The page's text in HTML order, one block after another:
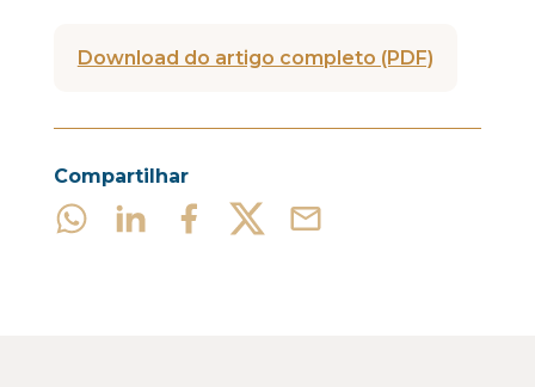
Download do artigo completo (PDF)
Compartilhar